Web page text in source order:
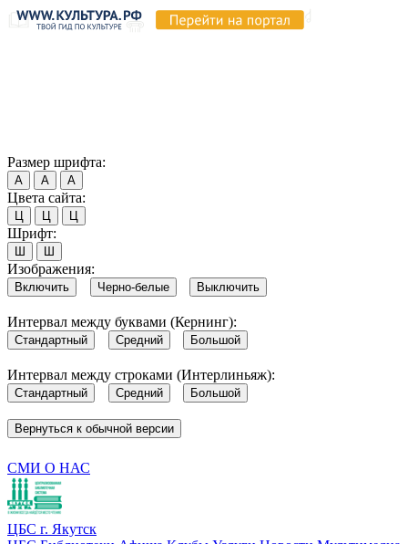
Размер шрифта:
А А А
Цвета сайта:
Ц Ц Ц
Шрифт:
Ш Ш
Изображения:
Включить Черно-белые Выключить
Интервал между буквами (Кернинг):
Стандартный Средний Большой
Интервал между строками (Интерлиньяж):
Стандартный Средний Большой
Вернуться к обычной версии
СМИ О НАС
ЦБС г. Якутск